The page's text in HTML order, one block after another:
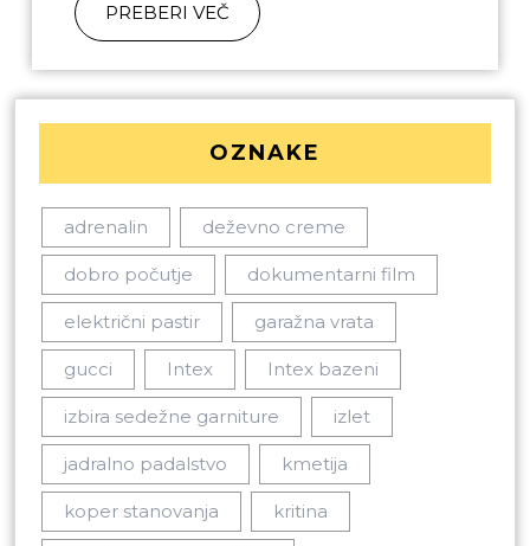
PREBERI VEČ
OZNAKE
adrenalin deževno creme
dobro počutje dokumentarni film
električni pastir garažna vrata
gucci Intex Intex bazeni
izbira sedežne garniture izlet
jadralno padalstvo kmetija
koper stanovanja kritina